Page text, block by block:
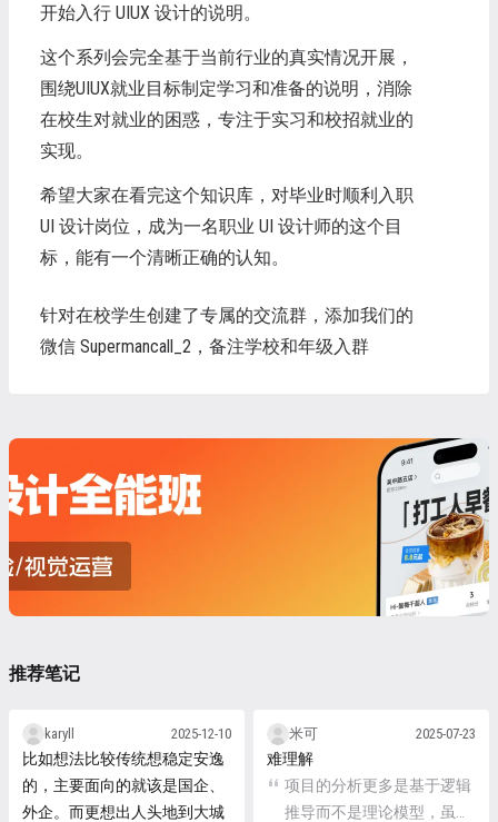
开始入行 UIUX 设计的说明。
这个系列会完全基于当前行业的真实情况开展，
围绕UIUX就业目标制定学习和准备的说明，消除
在校生对就业的困惑，专注于实习和校招就业的
实现。
希望大家在看完这个知识库，对毕业时顺利入职
UI 设计岗位，成为一名职业 UI 设计师的这个目
标，能有一个清晰正确的认知。
针对在校学生创建了专属的交流群，添加我们的
微信 Supermancall_2，备注学校和年级入群
推荐笔记
karyll 2025-12-10
比如想法比较传统想稳定安逸
的，主要面向的就该是国企、
外企。而更想出人头地到大城
米可 2025-07-23
难理解
项目的分析更多是基于逻辑
推导而不是理论模型，虽然